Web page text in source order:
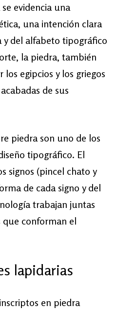
evidencia una
una intención clara
y del alfabeto tipográfico
la piedra, también
egipcios y los griegos
de sus
piedra son uno de los
tipográfico. El
signos (pincel chato y
de cada signo y del
trabajan juntas
que conforman el
lapidarias
en piedra